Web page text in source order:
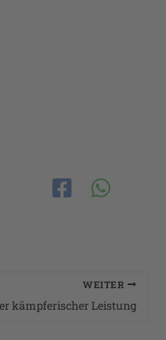
WEITER
kämpferischer Leistung